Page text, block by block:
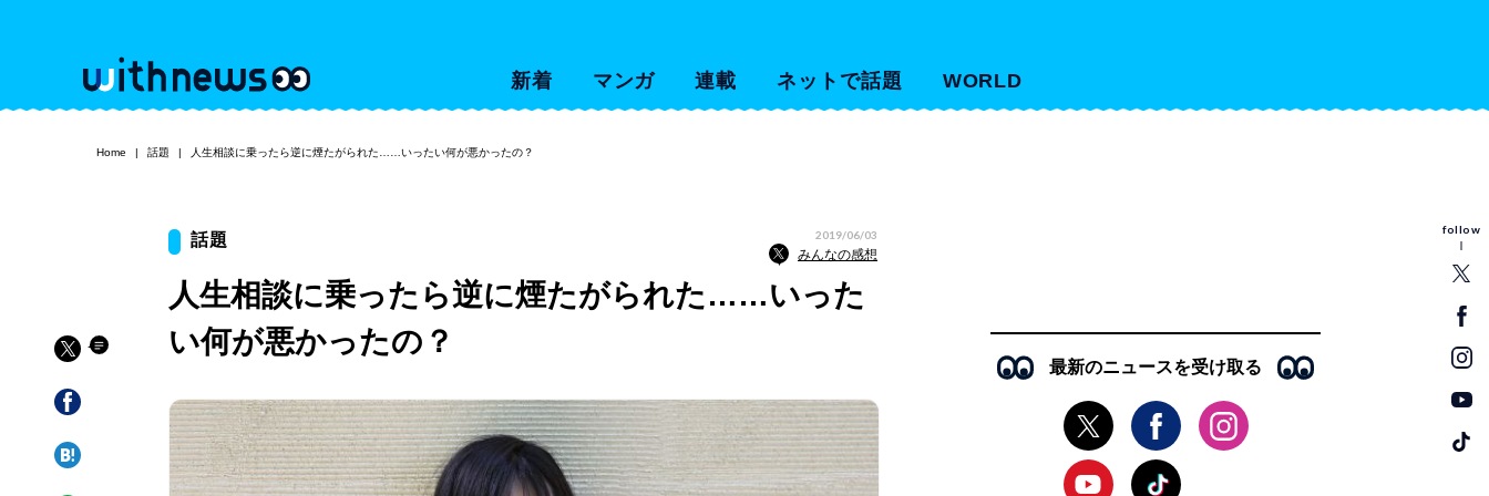
新着 マンガ 連載 ネットで話題 WORLD
follow
Home 話題 人生相談に乗ったら逆に煙たがられた……いったい何が悪かったの？
話題 2019/06/03
みんなの感想
人生相談に乗ったら逆に煙たがられた……いった
い何が悪かったの？
最新のニュースを受け取る